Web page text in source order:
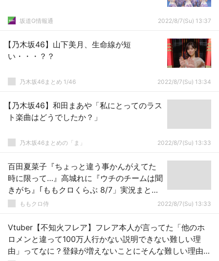
坂道G情報通 2022/8/7(Su) 13:37
【乃木坂46】山下美月、生命線が短
い・・・？？
乃木坂46まとめ 1/46 2022/8/7(Su) 13:34
【乃木坂46】和田まあや「私にとってのラス
ト楽曲はどうでしたか？」
乃木坂46まとめの「ま」 2022/8/7(Su) 13:33
百田夏菜子『ちょっと違う事かんがえてた
時に限って…』高城れに『ウチのチームは聞
きがち』｢ももクロくらぶ 8/7」実況まと
め！ももクロ侍 2022/8/7(Su) 13:33
Vtuber【不知火フレア】フレア本人が言ってた「他のホ
ロメンと違って100万人行かない説明できない難しい理
由」ってなに？登録が増えないことにそんな難しい理由な